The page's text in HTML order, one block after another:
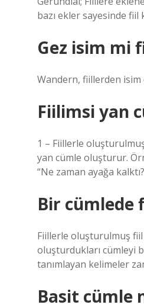
bazı ekler sayesinde
Gez isim mi
Wandern, fiillerden
Fiilimsi yan
1 – Fiillerle
yan cümle oluşturur.
“Ne zaman ayağa
Bir cümlede
Fiillerle oluşturulmuş
oluşturdukları cümleyi
tanımlayan kelimeler
Basit cümle